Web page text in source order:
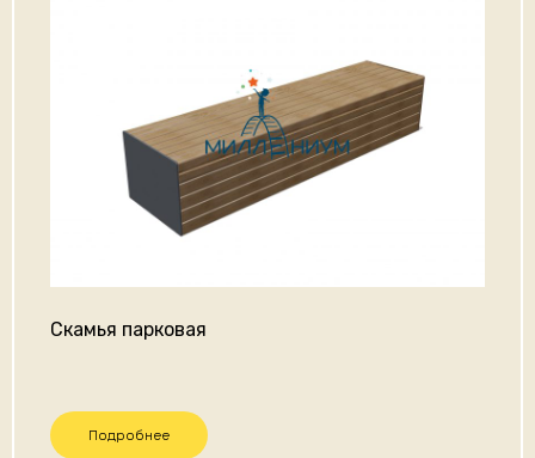
Скамья парковая
Подробнее